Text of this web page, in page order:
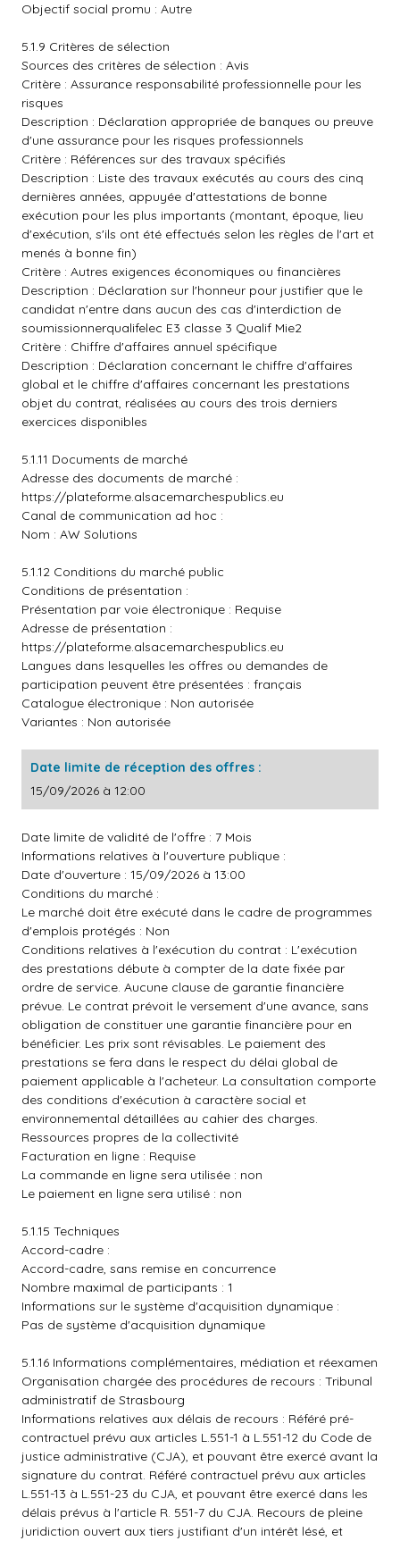
Objectif social promu : Autre
5.1.9 Critères de sélection
Sources des critères de sélection : Avis
Critère : Assurance responsabilité professionnelle pour les
risques
Description : Déclaration appropriée de banques ou preuve
d'une assurance pour les risques professionnels
Critère : Références sur des travaux spécifiés
Description : Liste des travaux exécutés au cours des cinq
dernières années, appuyée d'attestations de bonne
exécution pour les plus importants (montant, époque, lieu
d'exécution, s'ils ont été effectués selon les règles de l'art et
menés à bonne fin)
Critère : Autres exigences économiques ou financières
Description : Déclaration sur l'honneur pour justifier que le
candidat n'entre dans aucun des cas d'interdiction de
soumissionnerqualifelec E3 classe 3 Qualif Mie2
Critère : Chiffre d'affaires annuel spécifique
Description : Déclaration concernant le chiffre d'affaires
global et le chiffre d'affaires concernant les prestations
objet du contrat, réalisées au cours des trois derniers
exercices disponibles
5.1.11 Documents de marché
Adresse des documents de marché :
https://plateforme.alsacemarchespublics.eu
Canal de communication ad hoc :
Nom : AW Solutions
5.1.12 Conditions du marché public
Conditions de présentation :
Présentation par voie électronique : Requise
Adresse de présentation :
https://plateforme.alsacemarchespublics.eu
Langues dans lesquelles les offres ou demandes de
participation peuvent être présentées : français
Catalogue électronique : Non autorisée
Variantes : Non autorisée
Date limite de réception des offres :
15/09/2026 à 12:00
Date limite de validité de l'offre : 7 Mois
Informations relatives à l'ouverture publique :
Date d'ouverture : 15/09/2026 à 13:00
Conditions du marché :
Le marché doit être exécuté dans le cadre de programmes
d'emplois protégés : Non
Conditions relatives à l'exécution du contrat : L'exécution
des prestations débute à compter de la date fixée par
ordre de service. Aucune clause de garantie financière
prévue. Le contrat prévoit le versement d'une avance, sans
obligation de constituer une garantie financière pour en
bénéficier. Les prix sont révisables. Le paiement des
prestations se fera dans le respect du délai global de
paiement applicable à l'acheteur. La consultation comporte
des conditions d'exécution à caractère social et
environnemental détaillées au cahier des charges.
Ressources propres de la collectivité
Facturation en ligne : Requise
La commande en ligne sera utilisée : non
Le paiement en ligne sera utilisé : non
5.1.15 Techniques
Accord-cadre :
Accord-cadre, sans remise en concurrence
Nombre maximal de participants : 1
Informations sur le système d'acquisition dynamique :
Pas de système d'acquisition dynamique
5.1.16 Informations complémentaires, médiation et réexamen
Organisation chargée des procédures de recours : Tribunal
administratif de Strasbourg
Informations relatives aux délais de recours : Référé pré-
contractuel prévu aux articles L.551-1 à L.551-12 du Code de
justice administrative (CJA), et pouvant être exercé avant la
signature du contrat. Référé contractuel prévu aux articles
L.551-13 à L.551-23 du CJA, et pouvant être exercé dans les
délais prévus à l'article R. 551-7 du CJA. Recours de pleine
juridiction ouvert aux tiers justifiant d'un intérêt lésé, et